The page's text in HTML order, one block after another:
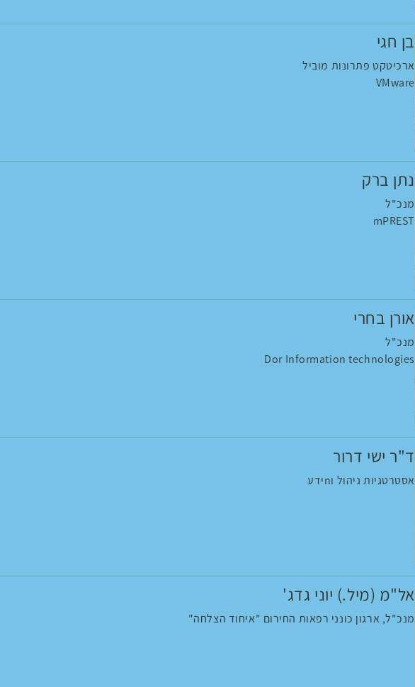
בן חגי
ארכיטקט פתרונות מוביל
VMware
נתן ברק
מנכ"ל
mPREST
אורן בחרי
מנכ"ל
Dor Information technologies
ד"ר ישי דרור
אסטרטגיות ניהול וnידע
אל"מ (מיל.) יוני גדג'
מנכ"ל, ארגון כונני רפאות החירום "איחוד הצלחה"